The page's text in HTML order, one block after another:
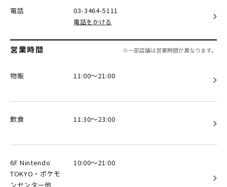
電話 03-3464-5111
電話をかける
営業時間 ※一部店舗は営業時間が異なります。
物販 11:00～21:00
飲食 11:30～23:00
6F Nintendo
TOKYO・ポケモ
ンセンター他
10:00～21:00